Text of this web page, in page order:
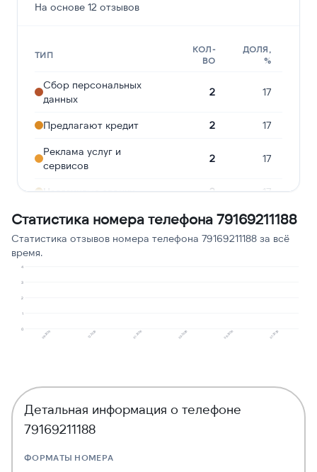
На основе 12 отзывов
ТИП
КОЛ-
ВО
ДОЛЯ,
%
Сбор персональных
данных
2 17
Предлагают кредит 2 17
Реклама услуг и
сервисов
2 17
Навязчивые звонки 2 17
Опрос 1 8
Молчат в трубке 1 8
Статистика номера телефона 79169211188
Статистика отзывов номера телефона 79169211188 за всё
время.
0
1
2
3
4
09.2025 12.2025 01.2026 03.2026 06.2026 07.2026
Детальная информация о телефоне
79169211188
ФОРМАТЫ НОМЕРА